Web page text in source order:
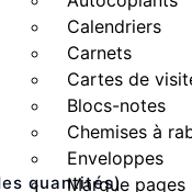
Calendriers
Carnets
Cartes de
Blocs-notes
Chemises à
Enveloppes
Marque pages
quantités)